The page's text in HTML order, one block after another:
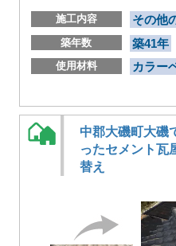
施工内容 その他
築年数 築41年
使用材料 カラー
中郡大磯町大磯
ったセメント瓦
替え